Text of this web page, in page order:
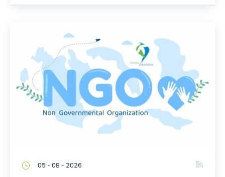
05 - 08 - 2026